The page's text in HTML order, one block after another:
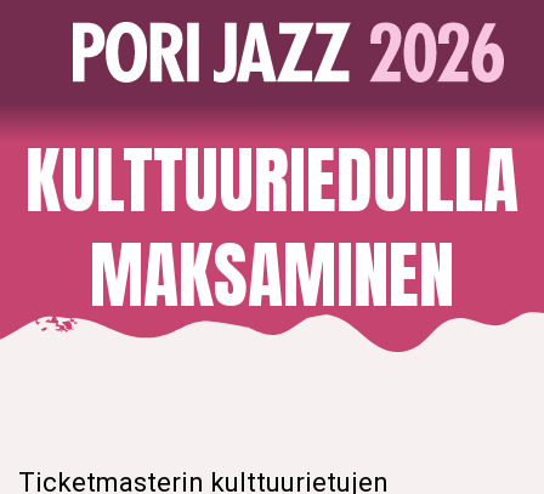
KULTTUURIEDUILLA
MAKSAMINEN
Ticketmasterin kulttuurietujen